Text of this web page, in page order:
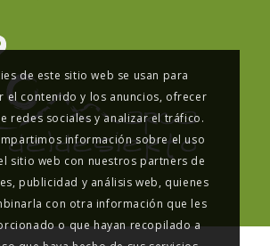
de este sitio web se usan para
el contenido y los anuncios, ofrecer
redes sociales y analizar el tráfico.
información sobre el uso
sitio web con nuestros partners de
publicidad y análisis web, quienes
con otra información que les
o que hayan recopilado a